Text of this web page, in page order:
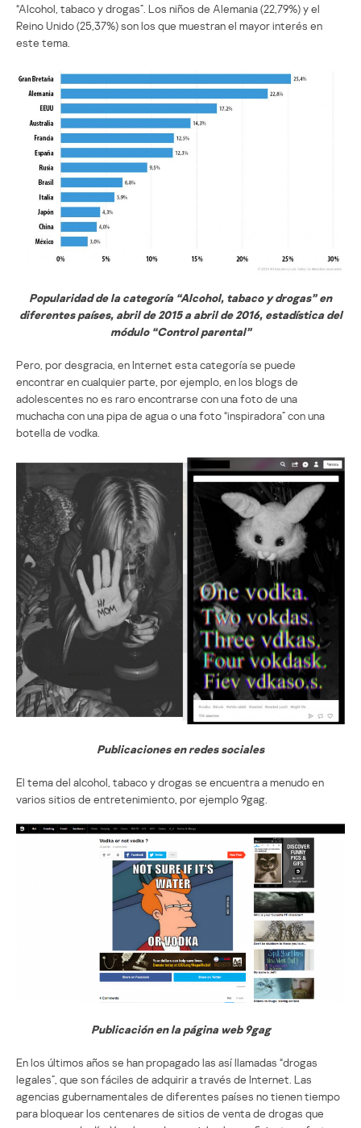
“Alcohol, tabaco y drogas”. Los niños de Alemania (22,79%) y el
Reino Unido (25,37%) son los que muestran el mayor interés en
este tema.
Popularidad de la categoría “Alcohol, tabaco y drogas” en
diferentes países, abril de 2015 a abril de 2016, estadística del
módulo “Control parental”
Pero, por desgracia, en Internet esta categoría se puede
encontrar en cualquier parte, por ejemplo, en los blogs de
adolescentes no es raro encontrarse con una foto de una
muchacha con una pipa de agua o una foto “inspiradora” con una
botella de vodka.
Publicaciones en redes sociales
El tema del alcohol, tabaco y drogas se encuentra a menudo en
varios sitios de entretenimiento, por ejemplo 9gag.
Publicación en la página web 9gag
En los últimos años se han propagado las así llamadas “drogas
legales”, que son fáciles de adquirir a través de Internet. Las
agencias gubernamentales de diferentes países no tienen tiempo
para bloquear los centenares de sitios de venta de drogas que